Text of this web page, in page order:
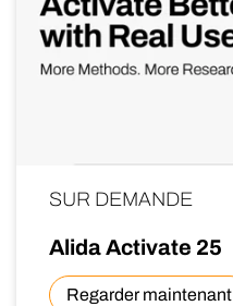
SUR DEMANDE
Alida Activate 25
Regarder maintenant